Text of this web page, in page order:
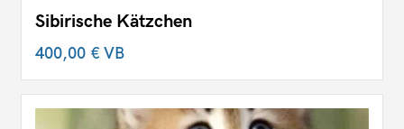
Sibirische Kätzchen
400,00 €VB